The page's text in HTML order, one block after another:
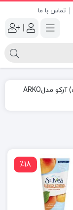
تماس با ما
|
کف ریش آرکو فوم اصلاح(کف) آرکو مدلARKO
٪18